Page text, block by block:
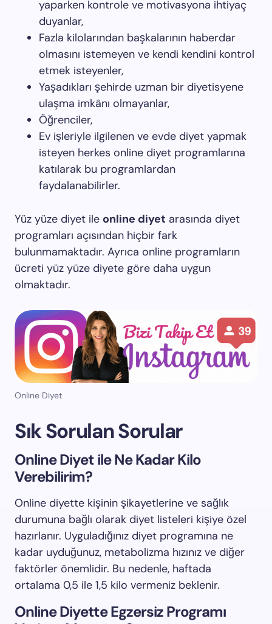
yaparken kontrole ve motivasyona ihtiyaç
duyanlar,
Fazla kilolarından başkalarının haberdar
olmasını istemeyen ve kendi kendini kontrol
etmek isteyenler,
Yaşadıkları şehirde uzman bir diyetisyene
ulaşma imkânı olmayanlar,
Öğrenciler,
Ev işleriyle ilgilenen ve evde diyet yapmak
isteyen herkes online diyet programlarına
katılarak bu programlardan
faydalanabilirler.
Yüz yüze diyet ile online diyet arasında diyet
programları açısından hiçbir fark
bulunmamaktadır. Ayrıca online programların
ücreti yüz yüze diyete göre daha uygun
olmaktadır.
Online Diyet
Sık Sorulan Sorular
Online Diyet ile Ne Kadar Kilo
Verebilirim?
Online diyette kişinin şikayetlerine ve sağlık
durumuna bağlı olarak diyet listeleri kişiye özel
hazırlanır. Uyguladığınız diyet programına ne
kadar uyduğunuz, metabolizma hızınız ve diğer
faktörler önemlidir. Bu nedenle, haftada
ortalama 0,5 ile 1,5 kilo vermeniz beklenir.
Online Diyette Egzersiz Programı